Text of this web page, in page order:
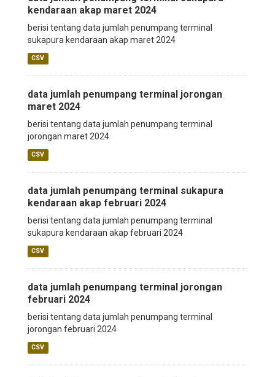
kendaraan akap maret 2024
berisi tentang data jumlah penumpang terminal
sukapura kendaraan akap maret 2024
CSV
data jumlah penumpang terminal jorongan
maret 2024
berisi tentang data jumlah penumpang terminal
jorongan maret 2024
CSV
data jumlah penumpang terminal sukapura
kendaraan akap februari 2024
berisi tentang data jumlah penumpang terminal
sukapura kendaraan akap februari 2024
CSV
data jumlah penumpang terminal jorongan
februari 2024
berisi tentang data jumlah penumpang terminal
jorongan februari 2024
CSV